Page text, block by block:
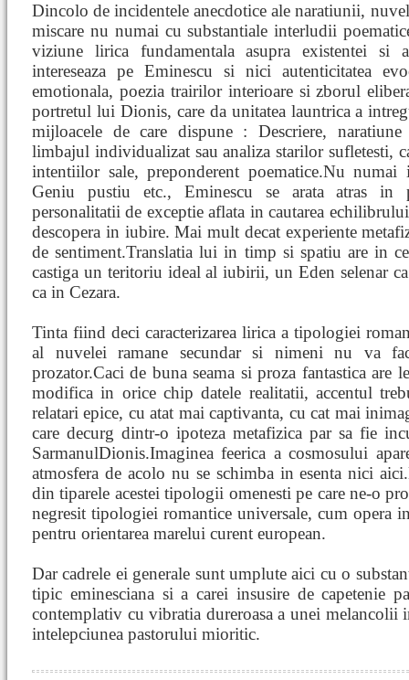
Dincolo de incidentele anecdotice ale naratiunii,
miscare nu numai cu substantiale interludii
viziune lirica fundamentala asupra existentei
intereseaza pe Eminescu si nici autenticitatea
emotionala, poezia trairilor interioare si zborul
portretul lui Dionis, care da unitatea launtrica a
mijloacele de care dispune : Descriere,
limbajul individualizat sau analiza starilor sufletesti,
intentiilor sale, preponderent poematice.Nu
Geniu pustiu etc., Eminescu se arata atras in
personalitatii de exceptie aflata in cautarea
descopera in iubire. Mai mult decat experiente
de sentiment.Translatia lui in timp si spatiu are in
castiga un teritoriu ideal al iubirii, un Eden selenar
ca in Cezara.
Tinta fiind deci caracterizarea lirica a tipologiei
al nuvelei ramane secundar si nimeni nu va
prozator.Caci de buna seama si proza fantastica are
modifica in orice chip datele realitatii, accentul
relatari epice, cu atat mai captivanta, cu cat mai
care decurg dintr-o ipoteza metafizica par sa fie
SarmanulDionis.Imaginea feerica a cosmosului
atmosfera de acolo nu se schimba in esenta nici
din tiparele acestei tipologii omenesti pe care ne-o
negresit tipologiei romantice universale, cum opera
pentru orientarea marelui curent european.
Dar cadrele ei generale sunt umplute aici cu o
tipic eminesciana si a carei insusire de capetenie
contemplativ cu vibratia dureroasa a unei melancolii
intelepciunea pastorului mioritic.